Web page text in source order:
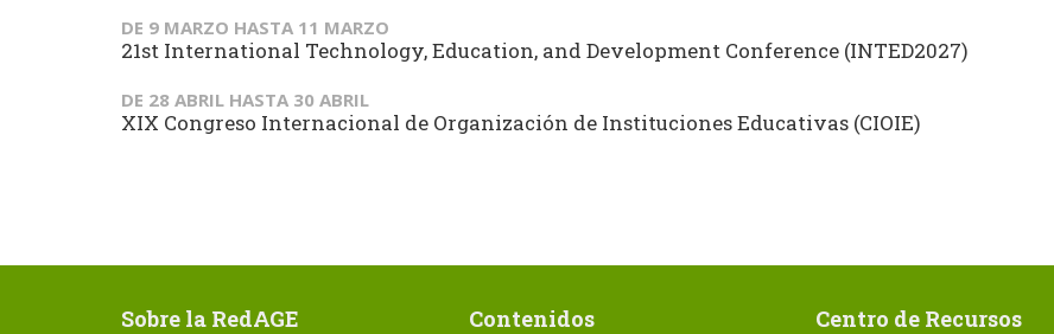
DE 9 MARZO HASTA 11 MARZO
21st International Technology, Education, and Development Conference (INTED2027)
DE 28 ABRIL HASTA 30 ABRIL
XIX Congreso Internacional de Organización de Instituciones Educativas (CIOIE)
Sobre la RedAGE Contenidos Centro de Recursos